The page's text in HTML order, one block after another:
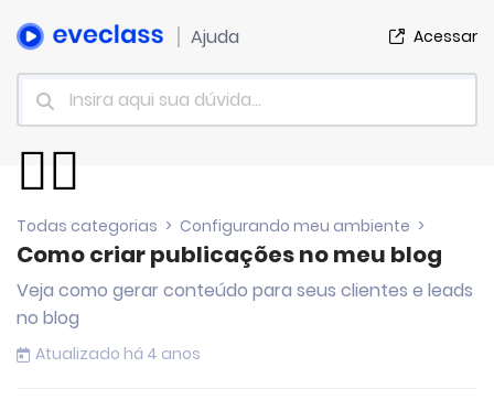
Ajuda Acessar
✍🏼
Todas categorias > Configurando meu ambiente >
Como criar publicações no meu blog
Veja como gerar conteúdo para seus clientes e leads
no blog
Atualizado há 4 anos